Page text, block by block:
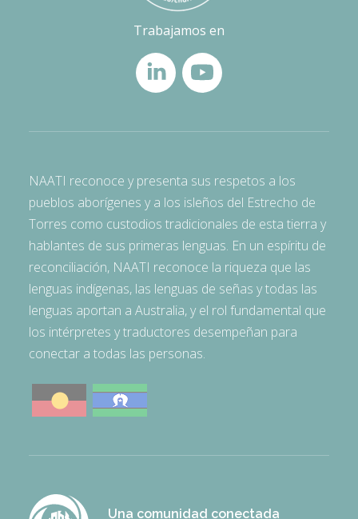
Trabajamos en
NAATI reconoce y presenta sus respetos a los
pueblos aborígenes y a los isleños del Estrecho de
Torres como custodios tradicionales de esta tierra y
hablantes de sus primeras lenguas. En un espíritu de
reconciliación, NAATI reconoce la riqueza que las
lenguas indígenas, las lenguas de señas y todas las
lenguas aportan a Australia, y el rol fundamental que
los intérpretes y traductores desempeñan para
conectar a todas las personas.
Una comunidad conectada